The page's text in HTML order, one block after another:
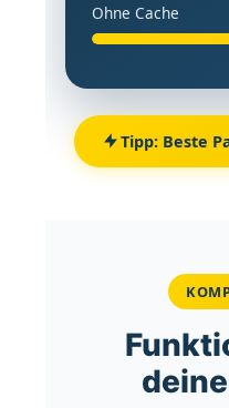
Ohne Cache
Tipp: Beste